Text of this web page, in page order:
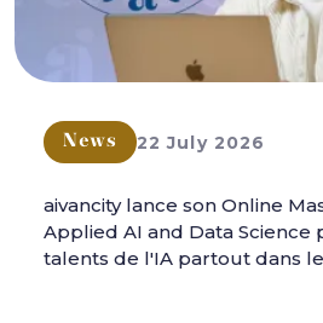
News 22 July 2026
aivancity lance son Online
Applied AI and Data
talents de l'IA partout dans